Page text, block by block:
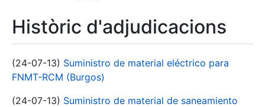
Històric d'adjudicacions
(24-07-13) Suministro de material eléctrico para
FNMT-RCM (Burgos)
(24-07-13) Suministro de material de saneamiento